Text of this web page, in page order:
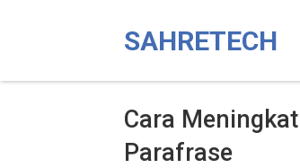
SAHRETECH
Cara
Parafrase